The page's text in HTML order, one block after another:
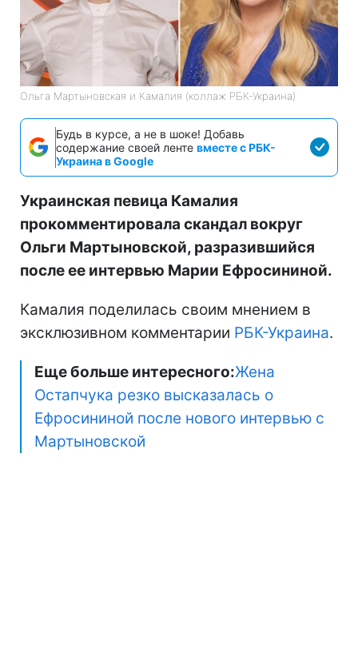
Ольга Мартыновская и Камалия (коллаж РБК-Украина)
Будь в курсе, а не в шоке! Добавь
содержание своей ленте вместе с РБК-
Украина в Google
Украинская певица Камалия
прокомментировала скандал вокруг
Ольги Мартыновской, разразившийся
после ее интервью Марии Ефросининой.
Камалия поделилась своим мнением в
эксклюзивном комментарии РБК-Украина.
Еще больше интересного:Жена
Остапчука резко высказалась о
Ефросининой после нового интервью с
Мартыновской